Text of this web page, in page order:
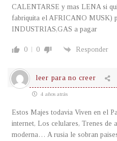
CALENTARSE y mas LENA si
fabriquita el AFRICANO MUSK)
INDUSTRIAS,GAS a pagar
0 0 Responder
leer para no creer
4 años atrás
Estos Majes todavia Viven en el
internet, Los celulares, Trenes de
moderna… A rusia le sobran